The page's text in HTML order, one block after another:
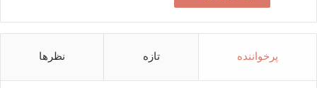
پرخواننده تازه نظرها